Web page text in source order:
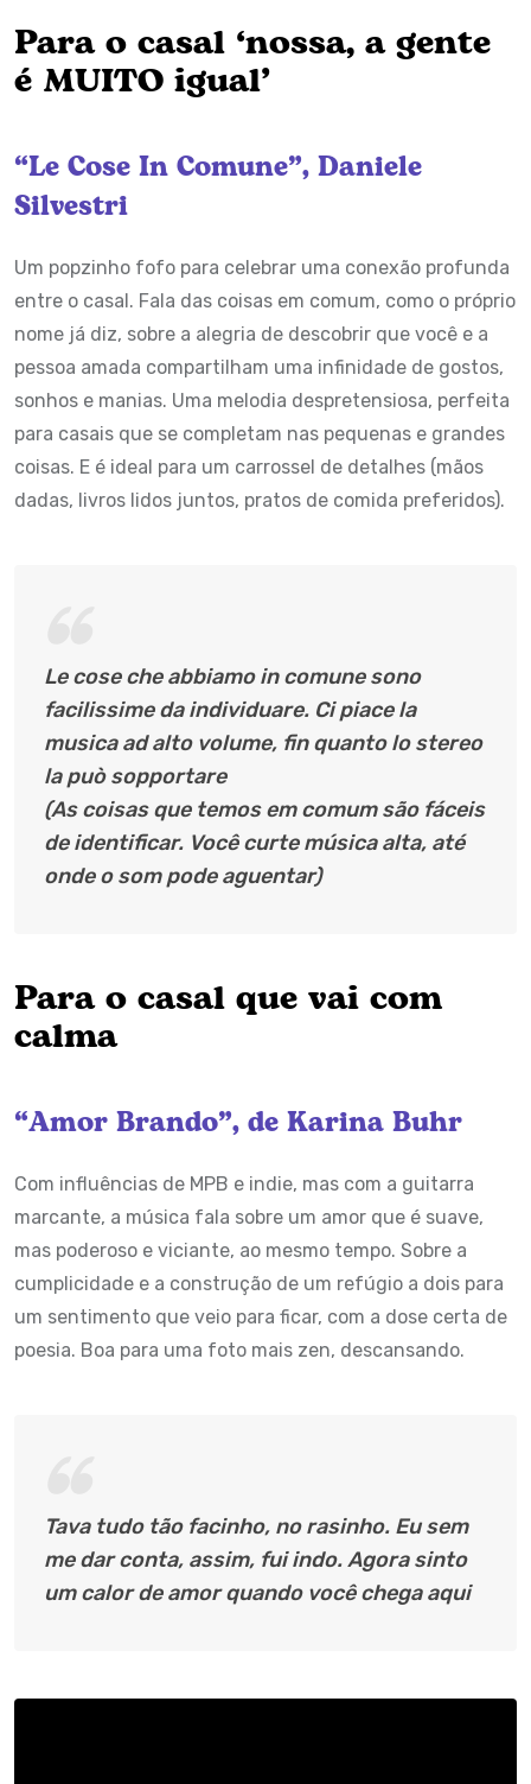
Para o casal ‘nossa, a gente
é MUITO igual’
“Le Cose In Comune”, Daniele
Silvestri
Um popzinho fofo para celebrar uma conexão profunda
entre o casal. Fala das coisas em comum, como o próprio
nome já diz, sobre a alegria de descobrir que você e a
pessoa amada compartilham uma infinidade de gostos,
sonhos e manias. Uma melodia despretensiosa, perfeita
para casais que se completam nas pequenas e grandes
coisas. E é ideal para um carrossel de detalhes (mãos
dadas, livros lidos juntos, pratos de comida preferidos).
Le cose che abbiamo in comune sono
facilissime da individuare. Ci piace la
musica ad alto volume, fin quanto lo stereo
la può sopportare
(As coisas que temos em comum são fáceis
de identificar. Você curte música alta, até
onde o som pode aguentar)
Para o casal que vai com
calma
“Amor Brando”, de Karina Buhr
Com influências de MPB e indie, mas com a guitarra
marcante, a música fala sobre um amor que é suave,
mas poderoso e viciante, ao mesmo tempo. Sobre a
cumplicidade e a construção de um refúgio a dois para
um sentimento que veio para ficar, com a dose certa de
poesia. Boa para uma foto mais zen, descansando.
Tava tudo tão facinho, no rasinho. Eu sem
me dar conta, assim, fui indo. Agora sinto
um calor de amor quando você chega aqui